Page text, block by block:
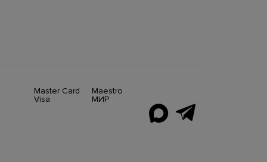
Master Card
Visa
Maestro
МИР